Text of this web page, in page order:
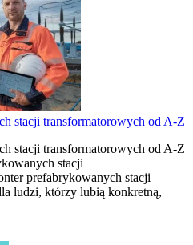
stacji transformatorowych od A-Z
stacji transformatorowych od A-Z
stacji
prefabrykowanych stacji
ludzi, którzy lubią konkretną,